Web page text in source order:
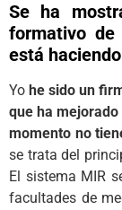
Se ha
formativo
está
Yo he sido un
que ha
momento no
se trata del
El sistema MIR
facultades de